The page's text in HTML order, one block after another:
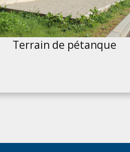
Terrain de pétanque